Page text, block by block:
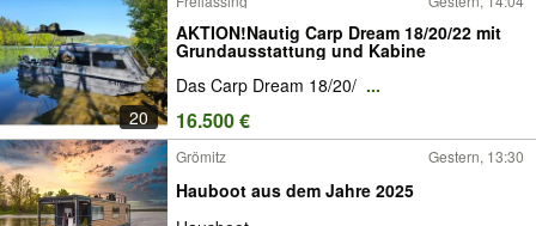
20
AKTION!Nautig Carp Dream 18/20/22 mit
Grundausstattung und Kabine
Das Carp Dream 18/20/ ...
16.500 €
Grömitz Gestern, 13:30
Hauboot aus dem Jahre 2025